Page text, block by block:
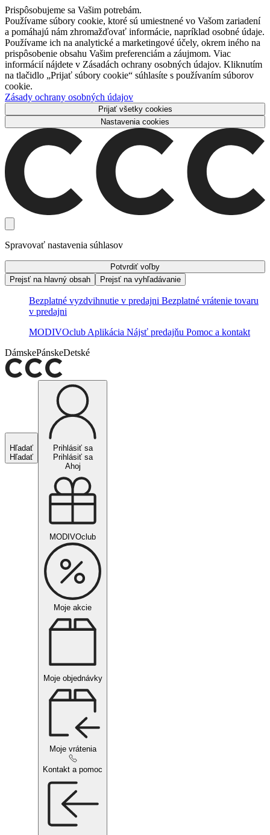
Prispôsobujeme sa Vašim potrebám.
Používame súbory cookie, ktoré sú umiestnené vo Vašom zariadení
a pomáhajú nám zhromažďovať informácie, napríklad osobné údaje.
Používame ich na analytické a marketingové účely, okrem iného na
prispôsobenie obsahu Vašim preferenciám a záujmom. Viac
informácií nájdete v Zásadách ochrany osobných údajov. Kliknutím
na tlačidlo „Prijať súbory cookie“ súhlasíte s používaním súborov
cookie.
Zásady ochrany osobných údajov
Prijať všetky cookies
Nastavenia cookies
Spravovať nastavenia súhlasov
Potvrdiť voľby
Prejsť na hlavný obsah
Prejsť na vyhľadávanie
Bezplatné vyzdvihnutie v predajni Bezplatné vrátenie tovaru
v predajni
MODIVOclub Aplikácia Nájsť predajňu Pomoc a kontakt
DámskePánskeDetské
Hľadať
Hľadať
Prihlásiť sa
Prihlásiť sa
Ahoj
MODIVOclub
Moje akcie
Moje objednávky
Moje vrátenia
Kontakt a pomoc